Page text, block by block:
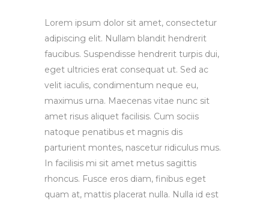
Lorem ipsum dolor sit amet, consectetur
adipiscing elit. Nullam blandit hendrerit
faucibus. Suspendisse hendrerit turpis dui,
eget ultricies erat consequat ut. Sed ac
velit iaculis, condimentum neque eu,
maximus urna. Maecenas vitae nunc sit
amet risus aliquet facilisis. Cum sociis
natoque penatibus et magnis dis
parturient montes, nascetur ridiculus mus.
In facilisis mi sit amet metus sagittis
rhoncus. Fusce eros diam, finibus eget
quam at, mattis placerat nulla. Nulla id est